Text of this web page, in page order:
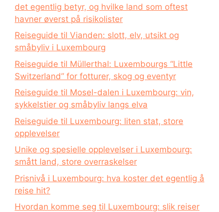
det egentlig betyr, og hvilke land som oftest
havner øverst på risikolister
Reiseguide til Vianden: slott, elv, utsikt og
småbyliv i Luxembourg
Reiseguide til Müllerthal: Luxembourgs “Little
Switzerland” for fotturer, skog og eventyr
Reiseguide til Mosel-dalen i Luxembourg: vin,
sykkelstier og småbyliv langs elva
Reiseguide til Luxembourg: liten stat, store
opplevelser
Unike og spesielle opplevelser i Luxembourg:
smått land, store overraskelser
Prisnivå i Luxembourg: hva koster det egentlig å
reise hit?
Hvordan komme seg til Luxembourg: slik reiser